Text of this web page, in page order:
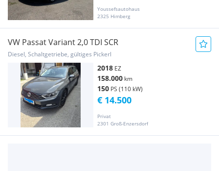
Youssefsautohaus
2325 Himberg
VW Passat Variant 2,0 TDI SCR
Diesel, Schaltgetriebe, gültiges Pickerl
2018 EZ
158.000 km
150 PS (110 kW)
Privat
2301 Groß-Enzersdorf
€ 14.500